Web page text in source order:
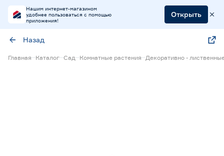
Нашим интернет-магазином
удобнее пользоваться с помощью
приложения!
Открыть
Назад
Главная Каталог Сад Комнатные растения Декоративно -